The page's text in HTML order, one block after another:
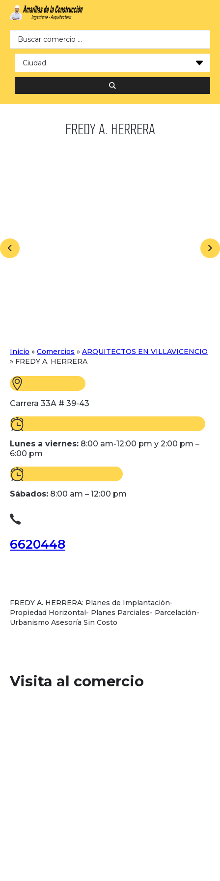
Search …
Inicio » Comercios » ARQUITECTOS EN VILLAVICENCIO
» FREDY A. HERRERA
FREDY A. HERRERA: Planes de Implantación-
Propiedad Horizontal- Planes Parciales- Parcelación-
Urbanismo Asesoría Sin Costo
Carrera 33A # 39-43
Lunes a viernes: 8:00 am-12:00 pm y 2:00 pm –
6:00 pm
Sábados: 8:00 am – 12:00 pm
6620448
FREDY A. HERRERA
Visita al comercio